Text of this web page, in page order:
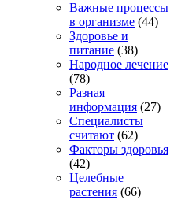
Важные процессы
в организме (44)
Здоровье и
питание (38)
Народное лечение
(78)
Разная
информация (27)
Специалисты
считают (62)
Факторы здоровья
(42)
Целебные
растения (66)